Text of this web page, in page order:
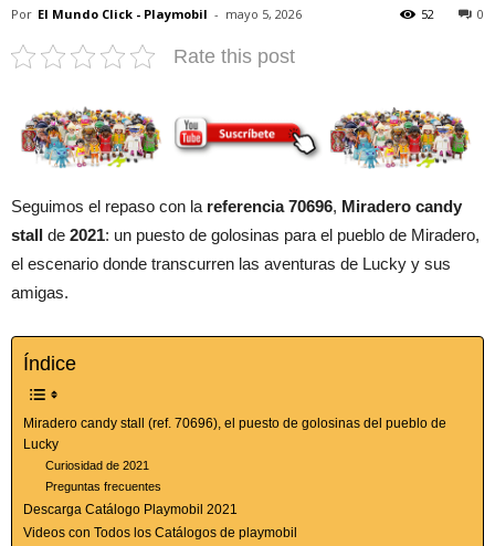
Por El Mundo Click - Playmobil - mayo 5, 2026 0
52
Rate this post
Seguimos el repaso con la referencia 70696, Miradero candy
stall de 2021: un puesto de golosinas para el pueblo de Miradero,
el escenario donde transcurren las aventuras de Lucky y sus
amigas.
Índice
Miradero candy stall (ref. 70696), el puesto de golosinas del pueblo de
Lucky
Curiosidad de 2021
Preguntas frecuentes
Descarga Catálogo Playmobil 2021
Videos con Todos los Catálogos de playmobil